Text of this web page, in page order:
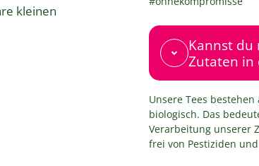
kleinen
Kannst
Zutaten in
Unsere Tees
biologisch. Das
Verarbeitung unserer
frei von Pestiziden